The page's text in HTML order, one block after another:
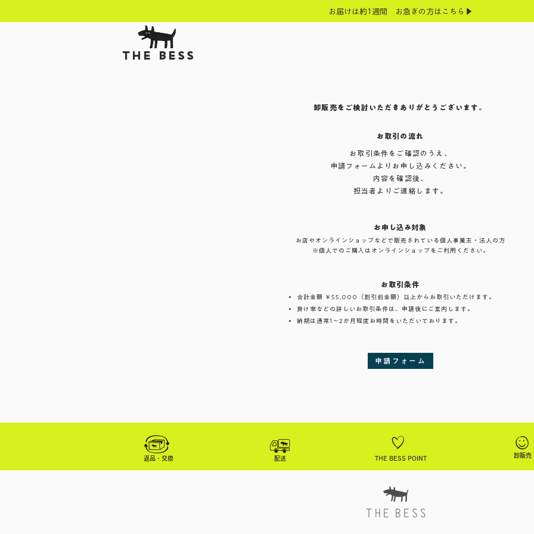
お届けは約1週間 お急ぎの方はこちら▶
THE BESS
卸販売をご検討いただきありがとうございます。
お取引の流れ
お取引条件をご確認のうえ、
申請フォームよりお申し込みください。
内容を確認後、
担当者よりご連絡します。
お申し込み対象
お店やオンラインショップなどで販売されている個人事業主・法人の方
※個人でのご購入はオンラインショップをご利用ください。
お取引条件
合計金額 ￥55,000（割引前金額）以上からお取引いただけます。
掛け率などの詳しいお取引条件は、申請後にご案内します。
納期は通常1～2か月程度お時間をいただいております。
申請フォーム
返品・交換 配送 THE BESS POINT 卸販売